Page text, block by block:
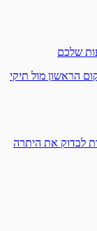
שלכם
הראשון מול תיקי
6 דרכים פשוטות לבדוק את היתרה